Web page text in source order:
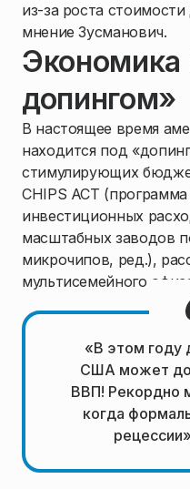
из-за роста
мнение Зусманович.
допингом»
В настоящее время
находится под
стимулирующих
CHIPS ACT
инвестиционных
масштабных заводов
микрочипов, ред.),
мультисемейного
«В этом
США может
ВВП! Рекордно
когда